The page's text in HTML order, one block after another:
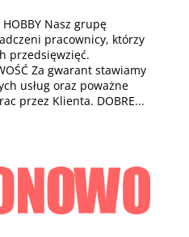
HOBBY Nasz grupę
pracownicy, którzy
przedsięwzięć.
Za gwarant stawiamy
usług oraz poważne
przez Klienta. DOBRE...